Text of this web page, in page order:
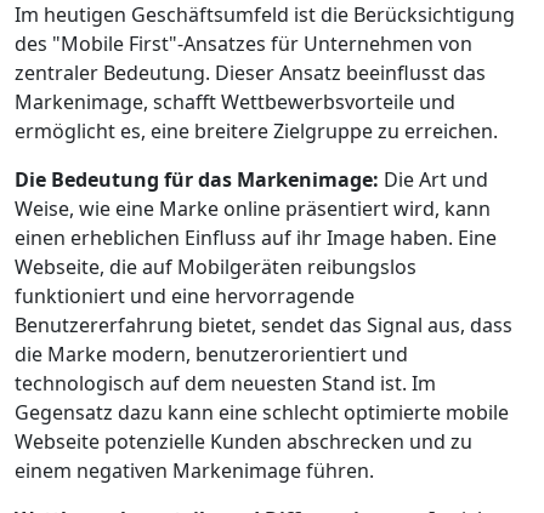
Im heutigen Geschäftsumfeld ist die Berücksichtigung
des "Mobile First"-Ansatzes für Unternehmen von
zentraler Bedeutung. Dieser Ansatz beeinflusst das
Markenimage, schafft Wettbewerbsvorteile und
ermöglicht es, eine breitere Zielgruppe zu erreichen.
Die Bedeutung für das Markenimage: Die Art und
Weise, wie eine Marke online präsentiert wird, kann
einen erheblichen Einfluss auf ihr Image haben. Eine
Webseite, die auf Mobilgeräten reibungslos
funktioniert und eine hervorragende
Benutzererfahrung bietet, sendet das Signal aus, dass
die Marke modern, benutzerorientiert und
technologisch auf dem neuesten Stand ist. Im
Gegensatz dazu kann eine schlecht optimierte mobile
Webseite potenzielle Kunden abschrecken und zu
einem negativen Markenimage führen.